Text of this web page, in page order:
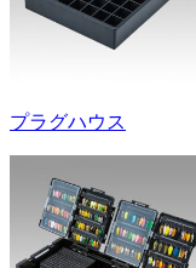
プラグハウス